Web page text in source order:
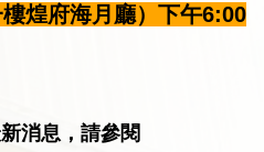
樓煌府海月廳）下午6:00
消息，請參閱